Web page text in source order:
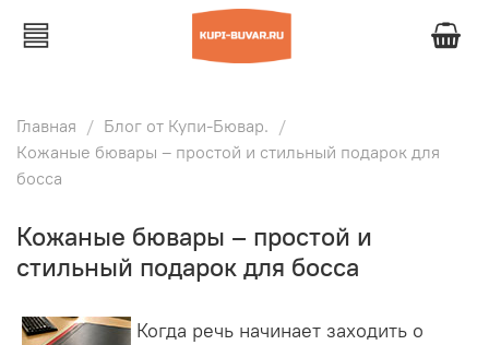
Главная
Блог от Купи-Бювар.
Кожаные бювары – простой и стильный подарок для
босса
Кожаные бювары – простой и
стильный подарок для босса
Когда речь начинает заходить о